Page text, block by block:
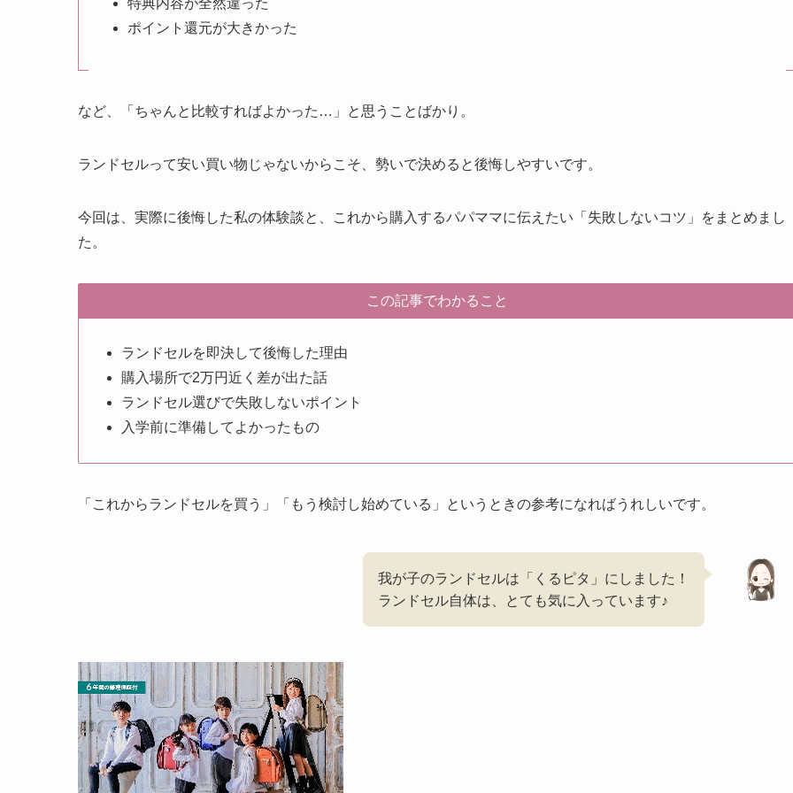
ポイント還元が大きかった
など、「ちゃんと比較すればよかった…」と思うことばかり。
ランドセルって安い買い物じゃないからこそ、勢いで決めると後悔しやすいです。
今回は、実際に後悔した私の体験談と、これから購入するパパママに伝えたい「失敗しないコツ」をまとめまし
た。
この記事でわかること
ランドセルを即決して後悔した理由
購入場所で2万円近く差が出た話
ランドセル選びで失敗しないポイント
入学前に準備してよかったもの
「これからランドセルを買う」「もう検討し始めている」というときの参考になればうれしいです。
我が子のランドセルは「くるピタ」にしました！
ランドセル自体は、とても気に入っています♪